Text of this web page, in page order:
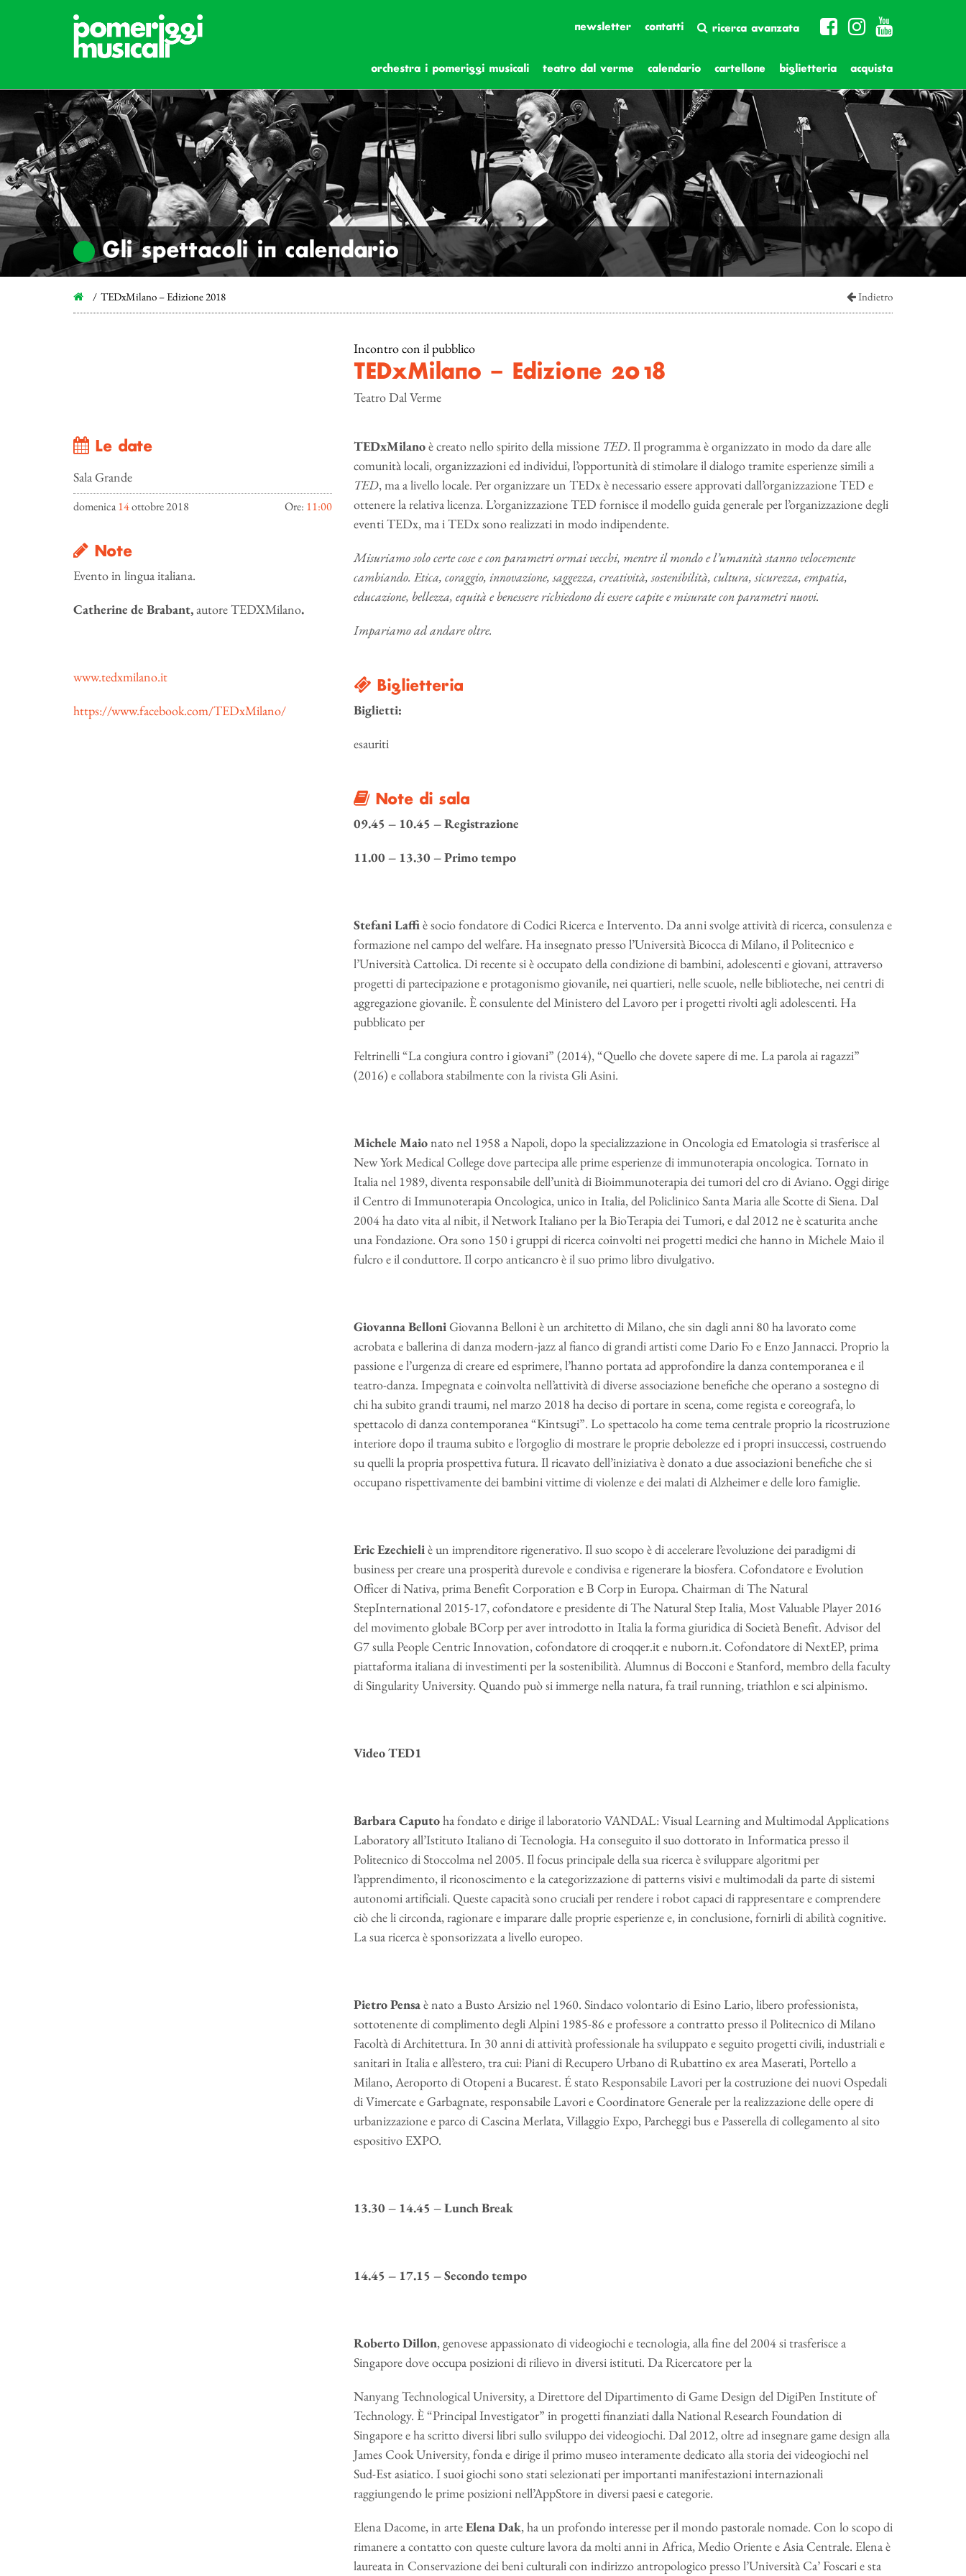
newsletter contatti ricerca avanzata
orchestra i pomeriggi musicali teatro dal verme calendario cartellone biglietteria acquista
Gli spettacoli in calendario
TEDxMilano – Edizione 2018 Indietro
Le date
Sala Grande
domenica14ottobre 2018 Ore: 11:00
Note
Evento in lingua italiana.
Catherine de Brabant,autore TEDXMilano.
www.tedxmilano.it
https://www.facebook.com/TEDxMilano/
Incontro con il pubblico
TEDxMilano – Edizione 2018
Teatro Dal Verme
TEDxMilanoè creato nello spirito della missione TED. Il programma è organizzato in modo da dare alle
comunità locali, organizzazioni ed individui, l’opportunità di stimolare il dialogo tramite esperienze simili a
TED, ma a livello locale. Per organizzare un TEDx è necessario essere approvati dall’organizzazione TED e
ottenere la relativa licenza. L’organizzazione TED fornisce il modello guida generale per l’organizzazione degli
eventi TEDx, ma i TEDx sono realizzati in modo indipendente.
Misuriamo solo certe cose e con parametri ormai vecchi, mentre il mondo e l’umanità stanno velocemente
cambiando. Etica, coraggio, innovazione, saggezza, creatività, sostenibilità, cultura, sicurezza, empatia,
educazione, bellezza, equità e benessere richiedono di essere capite e misurate con parametri nuovi.
Impariamo ad andare oltre.
Biglietteria
Biglietti:
esauriti
Note di sala
09.45 – 10.45 – Registrazione
11.00 – 13.30 – Primo tempo
Stefani Laffiè socio fondatore di Codici Ricerca e Intervento. Da anni svolge attività di ricerca, consulenza e
formazione nel campo del welfare. Ha insegnato presso l’Università Bicocca di Milano, il Politecnico e
l’Università Cattolica. Di recente si è occupato della condizione di bambini, adolescenti e giovani, attraverso
progetti di partecipazione e protagonismo giovanile, nei quartieri, nelle scuole, nelle biblioteche, nei centri di
aggregazione giovanile. È consulente del Ministero del Lavoro per i progetti rivolti agli adolescenti. Ha
pubblicato per
Feltrinelli “La congiura contro i giovani” (2014), “Quello che dovete sapere di me. La parola ai ragazzi”
(2016) e collabora stabilmente con la rivista Gli Asini.
Michele Maionato nel 1958 a Napoli, dopo la specializzazione in Oncologia ed Ematologia si trasferisce al
New York Medical College dove partecipa alle prime esperienze di immunoterapia oncologica. Tornato in
Italia nel 1989, diventa responsabile dell’unità di Bioimmunoterapia dei tumori del cro di Aviano. Oggi dirige
il Centro di Immunoterapia Oncologica, unico in Italia, del Policlinico Santa Maria alle Scotte di Siena. Dal
2004 ha dato vita al nibit, il Network Italiano per la BioTerapia dei Tumori, e dal 2012 ne è scaturita anche
una Fondazione. Ora sono 150 i gruppi di ricerca coinvolti nei progetti medici che hanno in Michele Maio il
fulcro e il conduttore. Il corpo anticancro è il suo primo libro divulgativo.
Giovanna BelloniGiovanna Belloni è un architetto di Milano, che sin dagli anni 80 ha lavorato come
acrobata e ballerina di danza modern-jazz al fianco di grandi artisti come Dario Fo e Enzo Jannacci. Proprio la
passione e l’urgenza di creare ed esprimere, l’hanno portata ad approfondire la danza contemporanea e il
teatro-danza. Impegnata e coinvolta nell’attività di diverse associazione benefiche che operano a sostegno di
chi ha subito grandi traumi, nel marzo 2018 ha deciso di portare in scena, come regista e coreografa, lo
spettacolo di danza contemporanea “Kintsugi”. Lo spettacolo ha come tema centrale proprio la ricostruzione
interiore dopo il trauma subito e l’orgoglio di mostrare le proprie debolezze ed i propri insuccessi, costruendo
su quelli la propria prospettiva futura. Il ricavato dell’iniziativa è donato a due associazioni benefiche che si
occupano rispettivamente dei bambini vittime di violenze e dei malati di Alzheimer e delle loro famiglie.
Eric Ezechieliè un imprenditore rigenerativo. Il suo scopo è di accelerare l’evoluzione dei paradigmi di
business per creare una prosperità durevole e condivisa e rigenerare la biosfera. Cofondatore e Evolution
Officer di Nativa, prima Benefit Corporation e B Corp in Europa. Chairman di The Natural
StepInternational 2015-17, cofondatore e presidente di The Natural Step Italia, Most Valuable Player 2016
del movimento globale BCorp per aver introdotto in Italia la forma giuridica di Società Benefit. Advisor del
G7 sulla People Centric Innovation, cofondatore di croqqer.it e nuborn.it. Cofondatore di NextEP, prima
piattaforma italiana di investimenti per la sostenibilità. Alumnus di Bocconi e Stanford, membro della faculty
di Singularity University. Quando può si immerge nella natura, fa trail running, triathlon e sci alpinismo.
Video TED1
Barbara Caputoha fondato e dirige il laboratorio VANDAL: Visual Learning and Multimodal Applications
Laboratory all’Istituto Italiano di Tecnologia. Ha conseguito il suo dottorato in Informatica presso il
Politecnico di Stoccolma nel 2005. Il focus principale della sua ricerca è sviluppare algoritmi per
l’apprendimento, il riconoscimento e la categorizzazione di patterns visivi e multimodali da parte di sistemi
autonomi artificiali. Queste capacità sono cruciali per rendere i robot capaci di rappresentare e comprendere
ciò che li circonda, ragionare e imparare dalle proprie esperienze e, in conclusione, fornirli di abilità cognitive.
La sua ricerca è sponsorizzata a livello europeo.
Pietro Pensaè nato a Busto Arsizio nel 1960. Sindaco volontario di Esino Lario, libero professionista,
sottotenente di complimento degli Alpini 1985-86 e professore a contratto presso il Politecnico di Milano
Facoltà di Architettura. In 30 anni di attività professionale ha sviluppato e seguito progetti civili, industriali e
sanitari in Italia e all’estero, tra cui: Piani di Recupero Urbano di Rubattino ex area Maserati, Portello a
Milano, Aeroporto di Otopeni a Bucarest. É stato Responsabile Lavori per la costruzione dei nuovi Ospedali
di Vimercate e Garbagnate, responsabile Lavori e Coordinatore Generale per la realizzazione delle opere di
urbanizzazione e parco di Cascina Merlata, Villaggio Expo, Parcheggi bus e Passerella di collegamento al sito
espositivo EXPO.
13.30 – 14.45 – Lunch Break
14.45 – 17.15 – Secondo tempo
Roberto Dillon, genovese appassionato di videogiochi e tecnologia, alla fine del 2004 si trasferisce a
Singapore dove occupa posizioni di rilievo in diversi istituti. Da Ricercatore per la
Nanyang Technological University, a Direttore del Dipartimento di Game Design del DigiPen Institute of
Technology. È “Principal Investigator” in progetti finanziati dalla National Research Foundation di
Singapore e ha scritto diversi libri sullo sviluppo dei videogiochi. Dal 2012, oltre ad insegnare game design alla
James Cook University, fonda e dirige il primo museo interamente dedicato alla storia dei videogiochi nel
Sud-Est asiatico. I suoi giochi sono stati selezionati per importanti manifestazioni internazionali
raggiungendo le prime posizioni nell’AppStore in diversi paesi e categorie.
Elena Dacome, in arteElena Dak, ha un profondo interesse per il mondo pastorale nomade. Con lo scopo di
rimanere a contatto con queste culture lavora da molti anni in Africa, Medio Oriente e Asia Centrale. Elena è
laureata in Conservazione dei beni culturali con indirizzo antropologico presso l’Università Ca’ Foscari e sta